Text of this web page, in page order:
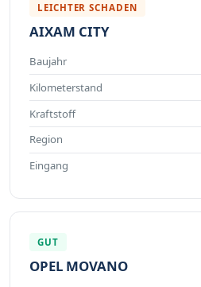
LEICHTER SCHADEN
AIXAM CITY
Baujahr
Kilometerstand
Kraftstoff
Region
Eingang
GUT
OPEL MOVANO